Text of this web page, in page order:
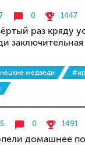
0 1447
раз кряду
медведи
0 1491
домашнее